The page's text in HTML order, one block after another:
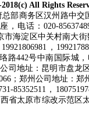
2018(c) All Rights
商务区汉州路中交
电话：020-
市海淀区中关村南大
，
路442号中南国际城
公司地址：昆明市盘
；郑州公司地址：
85352511，
省太原市综改示范